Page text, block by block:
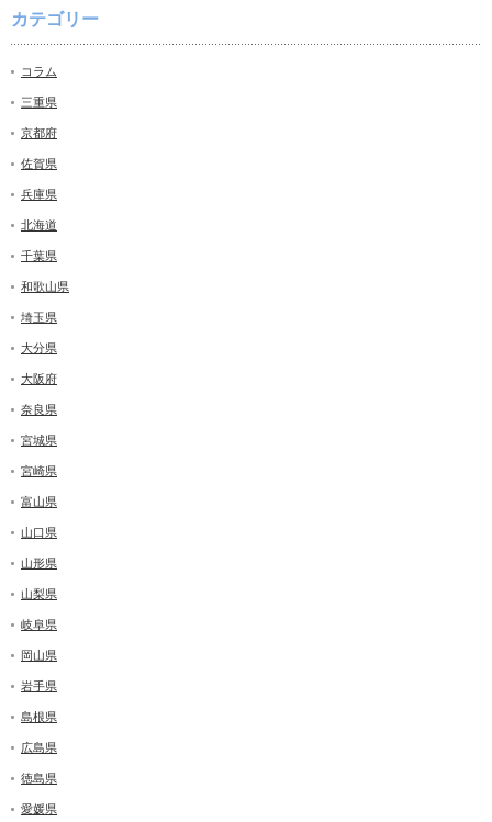
カテゴリー
コラム
三重県
京都府
佐賀県
兵庫県
北海道
千葉県
和歌山県
埼玉県
大分県
大阪府
奈良県
宮城県
宮崎県
富山県
山口県
山形県
山梨県
岐阜県
岡山県
岩手県
島根県
広島県
徳島県
愛媛県